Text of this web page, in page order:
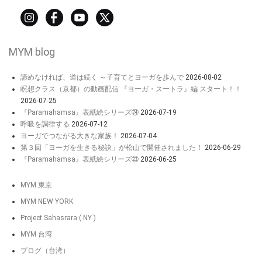
MYM blog
諦めなければ、道は続く ～子育てとヨーガを歩んで 2026-08-02
瞑想クラス（京都）の動画配信 『ヨーガ・スートラ』編 スタート！！
2026-07-25
『Paramahamsa』表紙絵シリーズ㉔ 2026-07-19
呼吸を調律する 2026-07-12
ヨーガでつながる大きな家族！ 2026-07-04
第３回「ヨーガを生きる秘訣」が松山で開催されました！ 2026-06-29
『Paramahamsa』表紙絵シリーズ㉓ 2026-06-25
MYM 東京
MYM NEW YORK
Project Sahasrara ( NY )
MYM 台湾
ブログ（台湾）